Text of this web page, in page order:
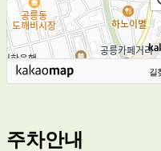
길
주차안내